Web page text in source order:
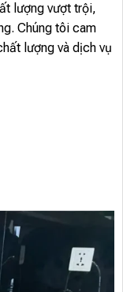
lượng vượt trội,
Chúng tôi cam
lượng và dịch vụ